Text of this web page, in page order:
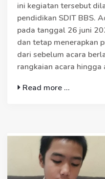
ini kegiatan tersebut
pendidikan SDIT BBS.
pada tanggal 26 juni
dan tetap menerapkan
dari sebelum acara
rangkaian acara hingga
Read more ...